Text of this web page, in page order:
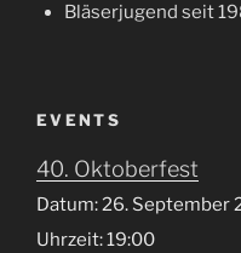
Bläserjugend seit
EVENTS
40. Oktoberfest
Datum:26. September
Uhrzeit:19:00